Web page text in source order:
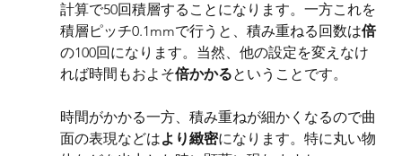
計算で50回積層することになります。一方これを
積層ピッチ0.1mmで行うと、積み重ねる回数は倍
の100回になります。当然、他の設定を変えなけ
れば時間もおよそ倍かかるということです。
時間がかかる一方、積み重ねが細かくなるので曲
面の表現などはより緻密になります。特に丸い物